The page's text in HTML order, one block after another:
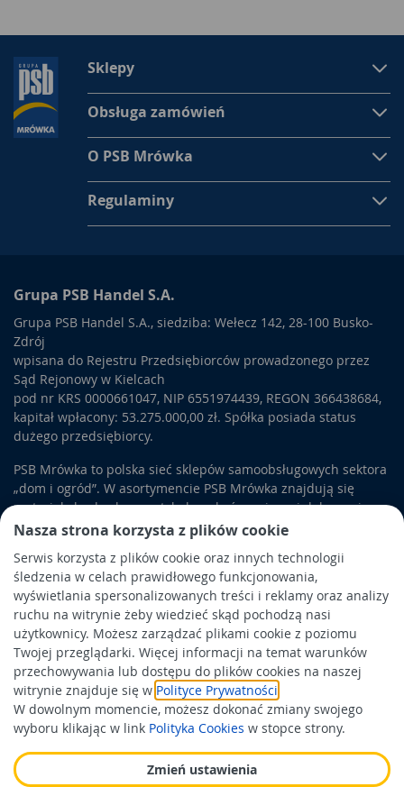
Nasza strona korzysta z plików cookie
Serwis korzysta z plików cookie oraz innych technologii
śledzenia w celach prawidłowego funkcjonowania,
wyświetlania spersonalizowanych treści i reklamy oraz analizy
ruchu na witrynie żeby wiedzieć skąd pochodzą nasi
użytkownicy. Możesz zarządzać plikami cookie z poziomu
Twojej przeglądarki. Więcej informacji na temat warunków
przechowywania lub dostępu do plików cookies na naszej
witrynie znajduje się w Polityce Prywatności
W dowolnym momencie, możesz dokonać zmiany swojego
wyboru klikając w link Polityka Cookies w stopce strony.
Zmień ustawienia
Sklepy
Obsługa zamówień
O PSB Mrówka
Regulaminy
Grupa PSB Handel S.A.
Grupa PSB Handel S.A., siedziba: Wełecz 142, 28-100 Busko-
Zdrój
wpisana do Rejestru Przedsiębiorców prowadzonego przez
Sąd Rejonowy w Kielcach
pod nr KRS 0000661047, NIP 6551974439, REGON 366438684,
kapitał wpłacony: 53.275.000,00 zł. Spółka posiada status
dużego przedsiębiorcy.
PSB Mrówka to polska sieć sklepów samoobsługowych sektora
„dom i ogród”. W asortymencie PSB Mrówka znajdują się
materiały budowlane, artykuły wykończeniowe i dekoracyjne,
wyposażenie łazienek i kuchni, elektronarzędzia, a także
artykuły związane z ogrodem i otoczeniem domu.
Obowiązek informacyjny
Polityka prywatności
Polityka Cookies
Odbiór zużytego sprzętu
Wspierają nas: